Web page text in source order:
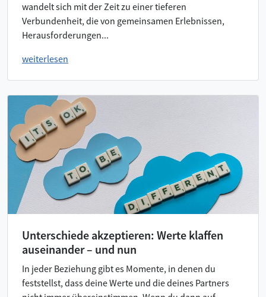
wandelt sich mit der Zeit zu einer tieferen
Verbundenheit, die von gemeinsamen Erlebnissen,
Herausforderungen...
weiterlesen
Unterschiede akzeptieren: Werte klaffen
auseinander – und nun
In jeder Beziehung gibt es Momente, in denen du
feststellst, dass deine Werte und die deines Partners